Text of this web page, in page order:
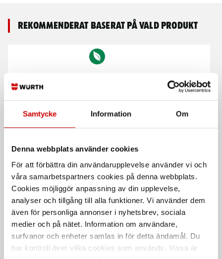
Samtycke Information Om
Denna webbplats använder cookies
För att förbättra din användarupplevelse använder vi och
våra samarbetspartners cookies på denna webbplats.
Cookies möjliggör anpassning av din upplevelse,
analyser och tillgång till alla funktioner. Vi använder dem
även för personliga annonser i nyhetsbrev, sociala
medier och på nätet. Information om användare,
surfvanor och enheter samlas in för detta ändamål. Du
har kontroll över vilka cookies som används. Vissa är
Rekommenderat baserat på vald produkt
Compact
med hög prestanda med kullrig
skalle
Stål
Förzinkad FZB (A2K)
Med kullrig skalle.
Stål
Förzinkad FZB (A2K)